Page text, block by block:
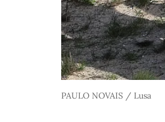
PAULO NOVAIS / Lusa